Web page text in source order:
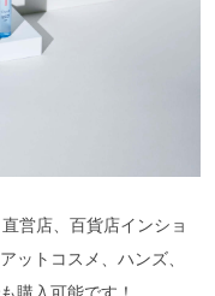
営店、百貨店インショ
ットコスメ、ハンズ、
購入可能です！